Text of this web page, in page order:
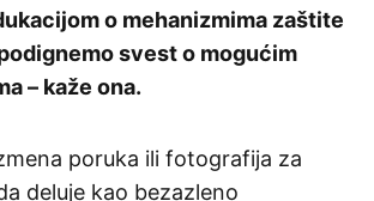
o mehanizmima zaštite
svest o mogućim
– kaže ona.
poruka ili fotografija za
deluje kao bezazleno